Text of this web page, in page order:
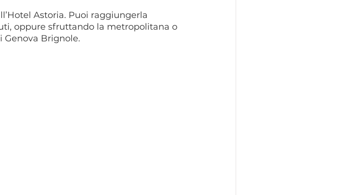
Astoria. Puoi raggiungerla
oppure sfruttando la metropolitana o
Brignole.